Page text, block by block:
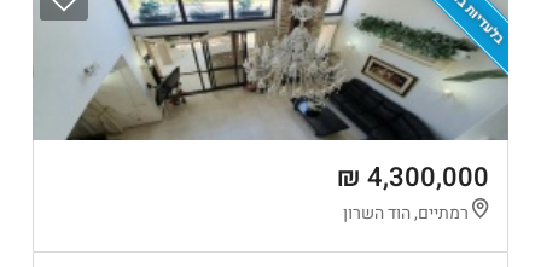
4,300,000 ₪
רמתיים, הוד השרון